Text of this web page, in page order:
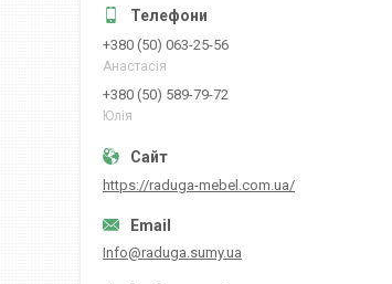
+380 (50) 063-25-56
Анастасія
+380 (50) 589-79-72
Юлія
https://raduga-mebel.com.ua/
Info@raduga.sumy.ua